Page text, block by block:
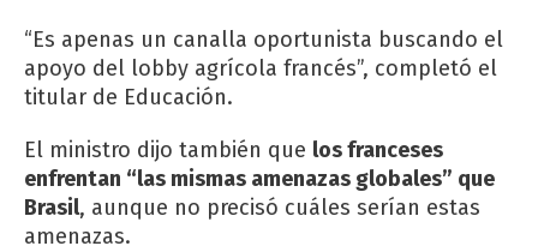
“Es apenas un canalla oportunista buscando el
apoyo del lobby agrícola francés”, completó el
titular de Educación.
El ministro dijo también que los franceses
enfrentan “las mismas amenazas globales” que
Brasil, aunque no precisó cuáles serían estas
amenazas.